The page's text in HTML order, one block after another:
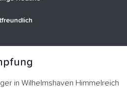
in Wilhelmshaven Himmelreich